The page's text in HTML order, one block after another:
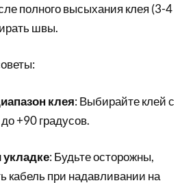
полного высыхания клея (3-4
швы.
клея: Выбирайте клей с
+90 градусов.
укладке: Будьте осторожны,
кабель при надавливании на